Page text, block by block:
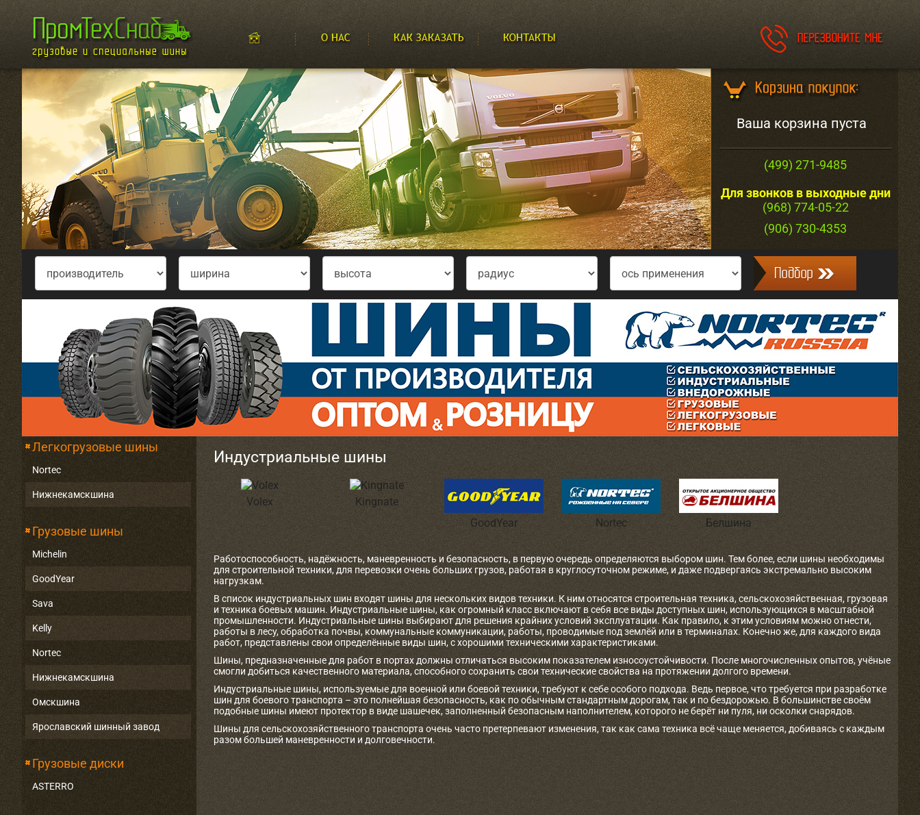
Ваша корзина пуста
(499) 271-9485
Для звонков в выходные дни
(968) 774-05-22
(906) 730-4353
Легкогрузовые шины
Nortec
Нижнекамскшина
Грузовые шины
Michelin
GoodYear
Sava
Kelly
Nortec
Нижнекамскшина
Омскшина
Ярославский шинный завод
Грузовые диски
ASTERRO
Индустриальные шины
Volex
Kingnate
GoodYear
Nortec Белшина
Работоспособность, надёжность, маневренность и безопасность, в первую очередь определяются выбором шин. Тем более, если шины необходимы
для строительной техники, для перевозки очень больших грузов, работая в круглосуточном режиме, и даже подвергаясь экстремально высоким
нагрузкам.
В список индустриальных шин входят шины для нескольких видов техники. К ним относятся строительная техника, сельскохозяйственная, грузовая
и техника боевых машин. Индустриальные шины, как огромный класс включают в себя все виды доступных шин, использующихся в масштабной
промышленности. Индустриальные шины выбирают для решения крайних условий эксплуатации. Как правило, к этим условиям можно отнести,
работы в лесу, обработка почвы, коммунальные коммуникации, работы, проводимые под землёй или в терминалах. Конечно же, для каждого вида
работ, представлены свои определённые виды шин, с хорошими техническими характеристиками.
Шины, предназначенные для работ в портах должны отличаться высоким показателем износоустойчивости. После многочисленных опытов, учёные
смогли добиться качественного материала, способного сохранить свои технические свойства на протяжении долгого времени.
Индустриальные шины, используемые для военной или боевой техники, требуют к себе особого подхода. Ведь первое, что требуется при разработке
шин для боевого транспорта – это полнейшая безопасность, как по обычным стандартным дорогам, так и по бездорожью. В большинстве своём
подобные шины имеют протектор в виде шашечек, заполненный безопасным наполнителем, которого не берёт ни пуля, ни осколки снарядов.
Шины для сельскохозяйственного транспорта очень часто претерпевают изменения, так как сама техника всё чаще меняется, добиваясь с каждым
разом большей маневренности и долговечности.